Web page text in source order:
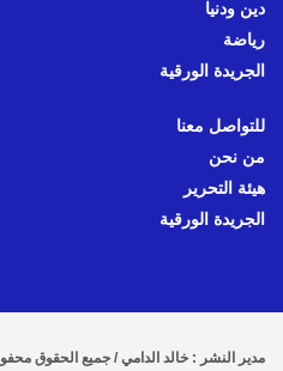
دين ودنيا
رياضة
الجريدة الورقية
للتواصل معنا
من نحن
هيئة التحرير
الجريدة الورقية
مدير النشر : خالد الدامي / جميع الحقوق